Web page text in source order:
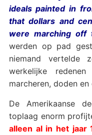
ideals painted in
that dollars and
were marching off
werden op pad
niemand vertelde
werkelijke
marcheren, doden
De Amerikaanse
toplaag enorm
alleen al in het jaar